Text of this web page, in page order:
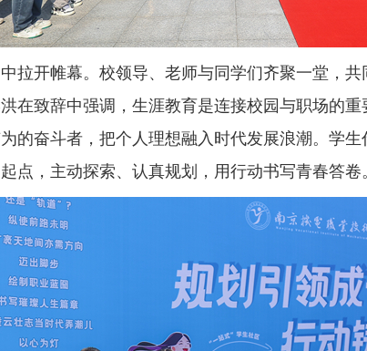
拉开帷幕。校领导、老师与同学们齐聚一堂，
在致辞中强调，生涯教育是连接校园与职场的
的奋斗者，把个人理想融入时代发展浪潮。学
点，主动探索、认真规划，用行动书写青春答卷